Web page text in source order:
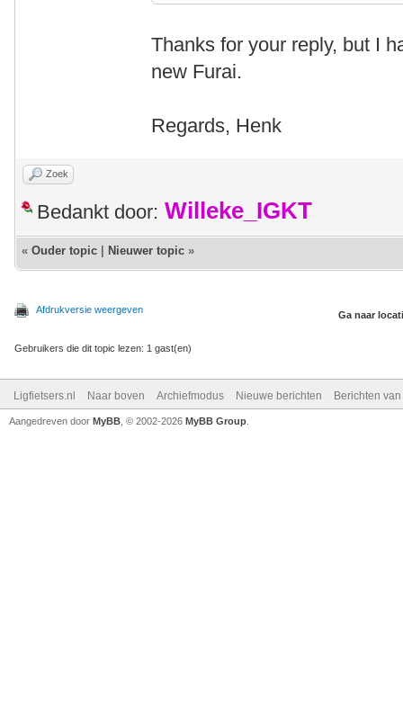
Thanks for your reply, but I
new Furai.
Regards, Henk
Zoek
Bedankt door: Willeke_IGKT
« Ouder topic Nieuwer topic »
Afdrukversie weergeven Ga naar
Gebruikers die dit topic lezen: 1 gast(en)
Ligfietsers.nl Naar boven Archiefmodus Nieuwe berichten Berichten
Aangedreven door MyBB , © 2002-2026 MyBB Group